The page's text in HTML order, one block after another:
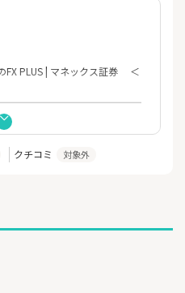
FX PLUS | マネックス証券 ＜
ットはこちら
ングツールでスピーディーな
ルサービス
クチコミ 対象外